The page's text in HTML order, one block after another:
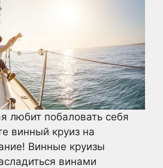
любит побаловать себя
винный круиз на
Винные круизы
винами